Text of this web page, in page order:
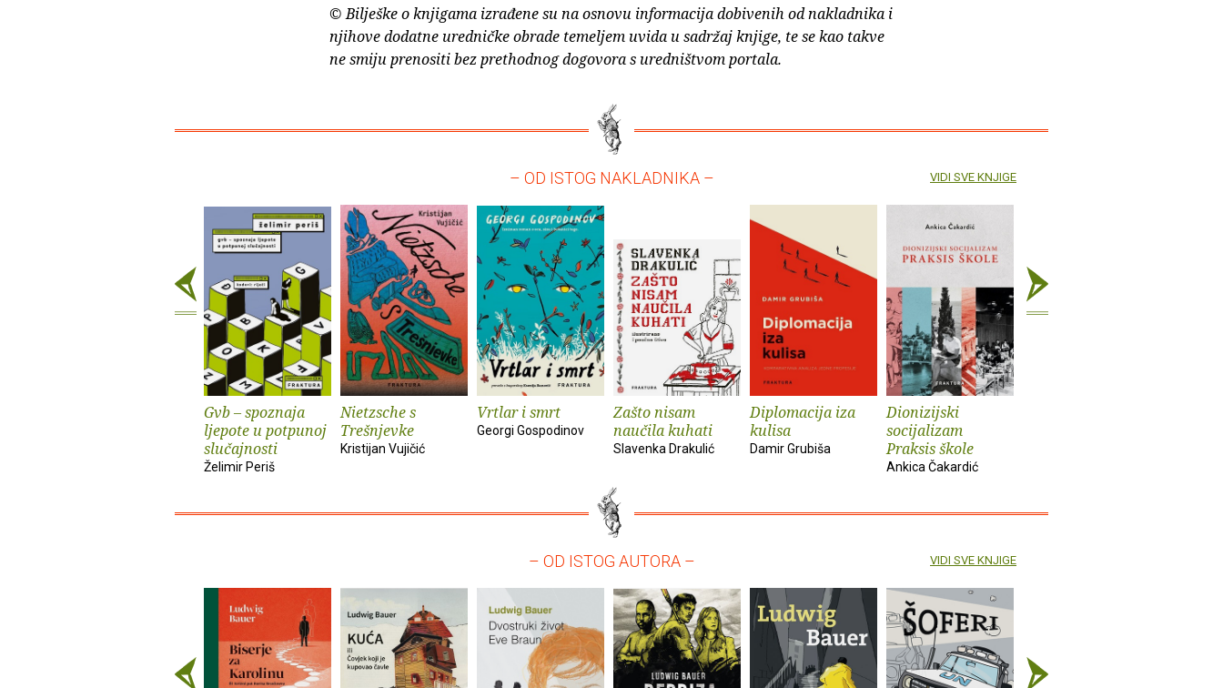
© Bilješke o knjigama izrađene su na osnovu informacija dobivenih od nakladnika i
njihove dodatne uredničke obrade temeljem uvida u sadržaj knjige, te se kao takve
ne smiju prenositi bez prethodnog dogovora s uredništvom portala.
– OD ISTOG NAKLADNIKA –
Gvb – spoznaja
ljepote u potpunoj
slučajnosti
Želimir Periš
Nietzsche s
Trešnjevke
Kristijan Vujičić
Vrtlar i smrt
Georgi Gospodinov
Zašto nisam
naučila kuhati
Slavenka Drakulić
Diplomacija iza
kulisa
Damir Grubiša
Dionizijski
socijalizam
Praksis škole
Ankica Čakardić
VIDI SVE KNJIGE
– OD ISTOG AUTORA – VIDI SVE KNJIGE